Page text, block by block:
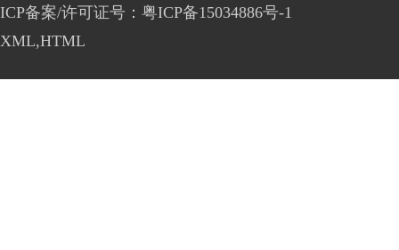
ICP备案/许可证号：粤ICP备15034886号-1
XML,HTML